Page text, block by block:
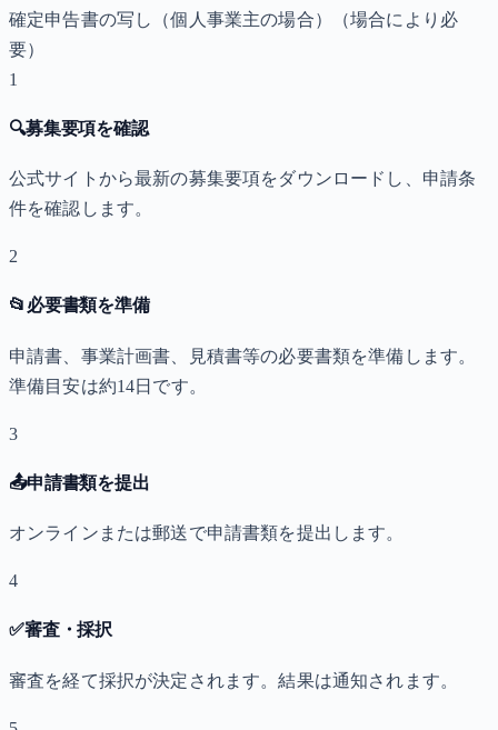
確定申告書の写し（個人事業主の場合）
（場合により必
要）
1
🔍募集要項を確認
公式サイトから最新の募集要項をダウンロードし、申請条
件を確認します。
2
📂 必要書類を準備
申請書、事業計画書、見積書等の必要書類を準備します。
準備目安は約14日です。
3
📤申請書類を提出
オンラインまたは郵送で申請書類を提出します。
4
✅審査・採択
審査を経て採択が決定されます。結果は通知されます。